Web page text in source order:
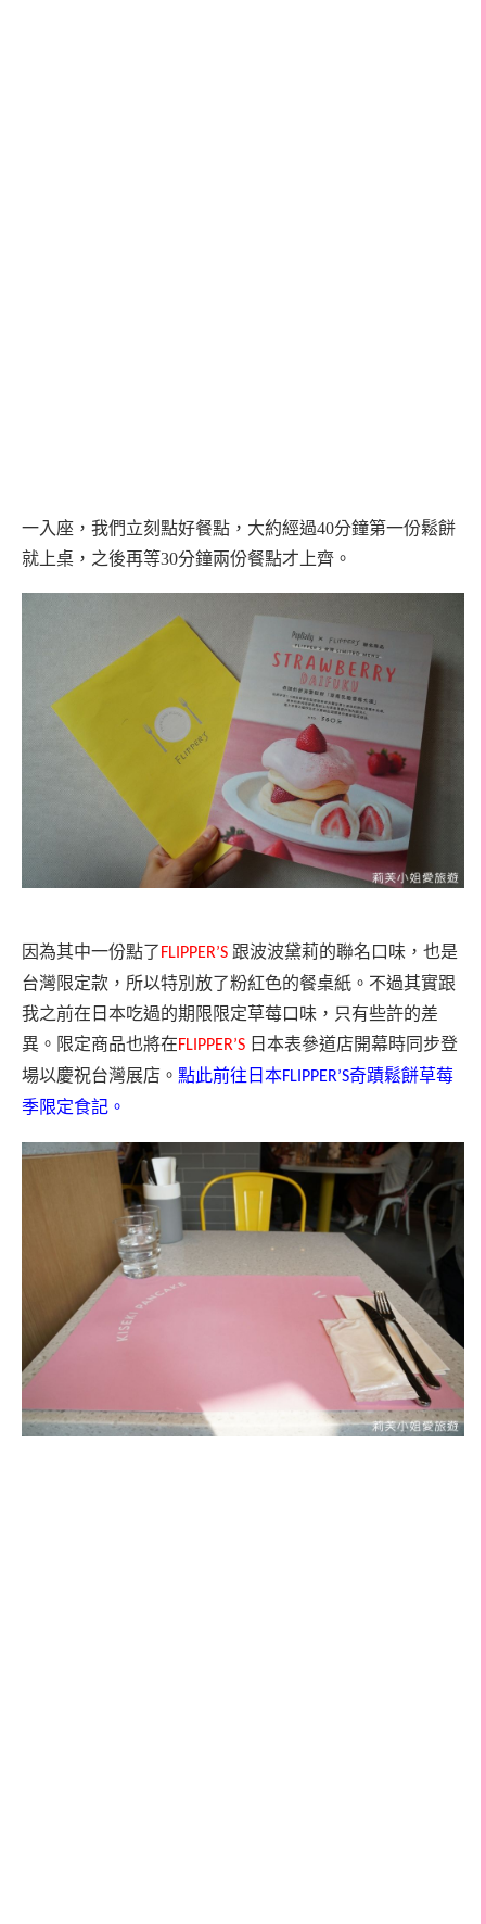
一入座，我們立刻點好餐點，大約經過40分鐘第一份鬆餅
就上桌，之後再等30分鐘兩份餐點才上齊。
因為其中一份點了 FLIPPER’S 跟波波黛莉的聯名口味，也是
台灣限定款，所以特別放了粉紅色的餐桌紙。不過其實跟
我之前在日本吃過的期限限定草莓口味，只有些許的差
異。限定商品也將在FLIPPER’S 日本表參道店開幕時同步登
場以慶祝台灣展店。 點此前往日本FLIPPER’S奇蹟鬆餅草莓
季限定食記。